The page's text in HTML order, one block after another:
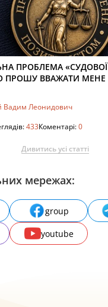
ПРОБЛЕМА «СУДОВОЇ
ПРОШУ ВВАЖАТИ МЕНЕ
Вадим Леонидович
433Коментарі:0
Дивитись усі статті
мережах:
group
youtube